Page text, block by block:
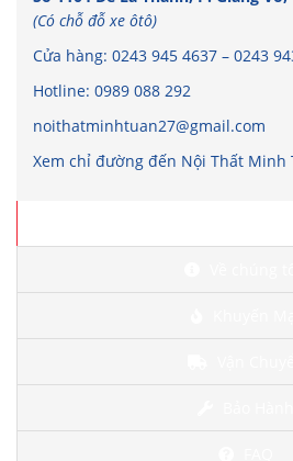
(Có chỗ đỗ xe ôtô)
Cửa hàng: 0243 945 4637 – 0243
Hotline: 0989 088 292
noithatminhtuan27@gmail.com
Xem chỉ đường đến Nội Thất